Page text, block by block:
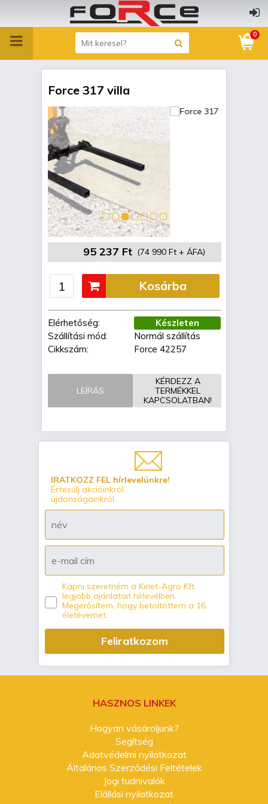
0
Force 317 villa
95 237 Ft (74 990 Ft + ÁFA)
Elérhetőség:
Készleten
Szállítási mód:
Normál szállítás
Cikkszám:
Force 42257
Kosárba
LEÍRÁS
KÉRDEZZ A
TERMÉKKEL
KAPCSOLATBAN!
IRATKOZZ FEL hírlevelünkre!
Értesülj akcióinkról,
újdonságainkról.
Kapni szeretném a Kelet-Agro Kft.
legjobb ajánlatait hírlevélben.
Megerősítem, hogy betöltöttem a 16.
életévemet.
Feliratkozom
HASZNOS LINKEK
Hogyan vásároljunk?
Segítség
Adatvédelmi nyilatkozat
Általános Szerződési Feltételek
Jogi tudnivalók
Elállási nyilatkozat